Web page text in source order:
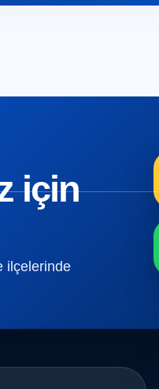
için
ilçelerinde